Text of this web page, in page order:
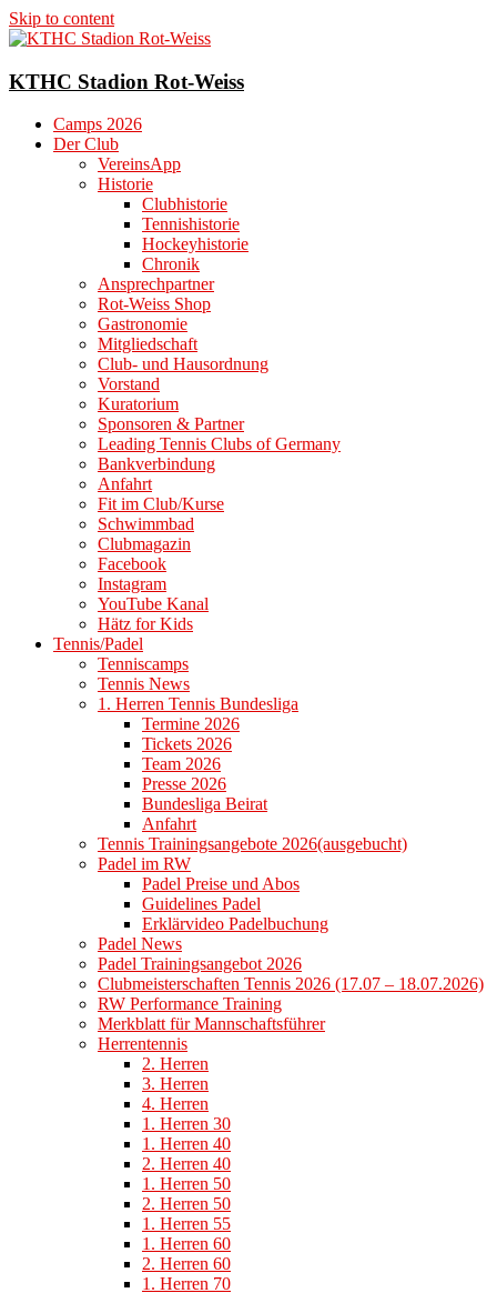
Skip to content
KTHC Stadion Rot-Weiss
Camps 2026
Der Club
VereinsApp
Historie
Clubhistorie
Tennishistorie
Hockeyhistorie
Chronik
Ansprechpartner
Rot-Weiss Shop
Gastronomie
Mitgliedschaft
Club- und Hausordnung
Vorstand
Kuratorium
Sponsoren & Partner
Leading Tennis Clubs of Germany
Bankverbindung
Anfahrt
Fit im Club/Kurse
Schwimmbad
Clubmagazin
Facebook
Instagram
YouTube Kanal
Hätz for Kids
Tennis/Padel
Tenniscamps
Tennis News
1. Herren Tennis Bundesliga
Termine 2026
Tickets 2026
Team 2026
Presse 2026
Bundesliga Beirat
Anfahrt
Tennis Trainingsangebote 2026(ausgebucht)
Padel im RW
Padel Preise und Abos
Guidelines Padel
Erklärvideo Padelbuchung
Padel News
Padel Trainingsangebot 2026
Clubmeisterschaften Tennis 2026 (17.07 – 18.07.2026)
RW Performance Training
Merkblatt für Mannschaftsführer
Herrentennis
2. Herren
3. Herren
4. Herren
1. Herren 30
1. Herren 40
2. Herren 40
1. Herren 50
2. Herren 50
1. Herren 55
1. Herren 60
2. Herren 60
1. Herren 70